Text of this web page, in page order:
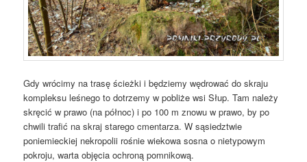
Gdy wrócimy na trasę ścieżki i będziemy wędrować do skraju
kompleksu leśnego to dotrzemy w pobliże wsi Słup. Tam należy
skręcić w prawo (na północ) i po 100 m znowu w prawo, by po
chwili trafić na skraj starego cmentarza. W sąsiedztwie
poniemieckiej nekropolii rośnie wiekowa sosna o nietypowym
pokroju, warta objęcia ochroną pomnikową.